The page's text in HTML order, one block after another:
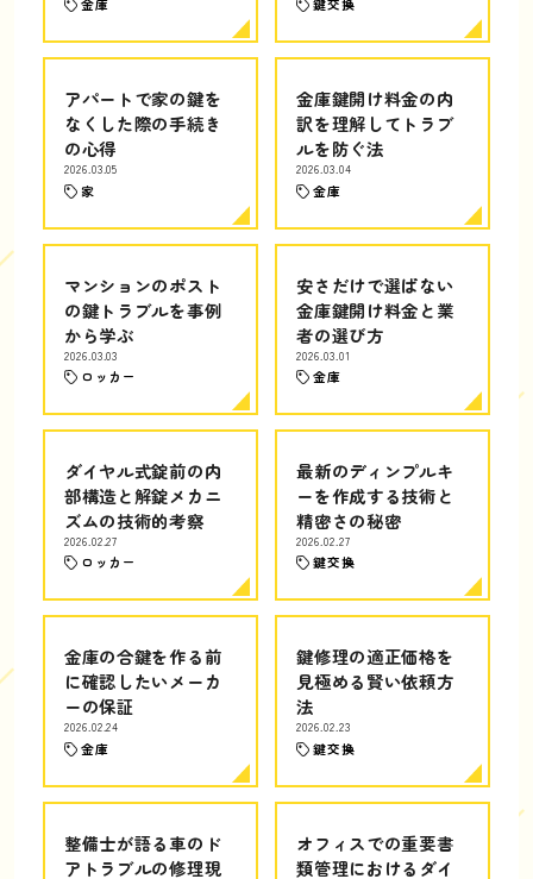
金庫 鍵交換
アパートで家の鍵を
なくした際の手続き
の心得
2026.03.05
家
金庫鍵開け料金の内
訳を理解してトラブ
ルを防ぐ法
2026.03.04
金庫
マンションのポスト
の鍵トラブルを事例
から学ぶ
2026.03.03
ロッカー
安さだけで選ばない
金庫鍵開け料金と業
者の選び方
2026.03.01
金庫
ダイヤル式錠前の内
部構造と解錠メカニ
ズムの技術的考察
2026.02.27
ロッカー
最新のディンプルキ
ーを作成する技術と
精密さの秘密
2026.02.27
鍵交換
金庫の合鍵を作る前
に確認したいメーカ
ーの保証
2026.02.24
金庫
鍵修理の適正価格を
見極める賢い依頼方
法
2026.02.23
鍵交換
整備士が語る車のド
アトラブルの修理現
オフィスでの重要書
類管理におけるダイ